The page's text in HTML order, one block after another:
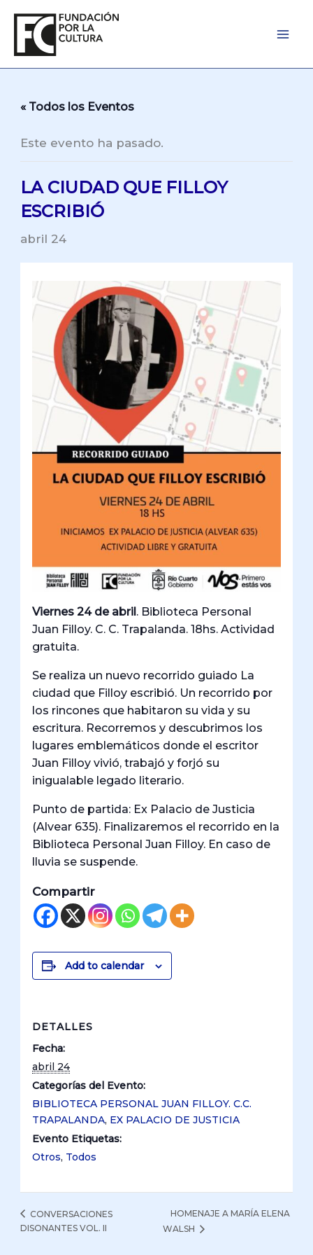
contenido
« Todos los Eventos
Este evento ha pasado.
LA CIUDAD QUE FILLOY
ESCRIBIÓ
abril 24
Viernes 24 de abril. Biblioteca Personal
Juan Filloy. C. C. Trapalanda. 18hs. Actividad
gratuita.
Se realiza un nuevo recorrido guiado La
ciudad que Filloy escribió. Un recorrido por
los rincones que habitaron su vida y su
escritura. Recorremos y descubrimos los
lugares emblemáticos donde el escritor
Juan Filloy vivió, trabajó y forjó su
inigualable legado literario.
Punto de partida: Ex Palacio de Justicia
(Alvear 635). Finalizaremos el recorrido en la
Biblioteca Personal Juan Filloy. En caso de
lluvia se suspende.
Compartir
Add to calendar
DETALLES
Fecha:
abril 24
Categorías del Evento:
BIBLIOTECA PERSONAL JUAN FILLOY. C.C.
TRAPALANDA, EX PALACIO DE JUSTICIA
Evento Etiquetas:
Otros, Todos
CONVERSACIONES
DISONANTES VOL. II
HOMENAJE A MARÍA ELENA
WALSH